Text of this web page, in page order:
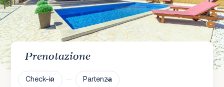
Prenotazione
Check-in Partenza